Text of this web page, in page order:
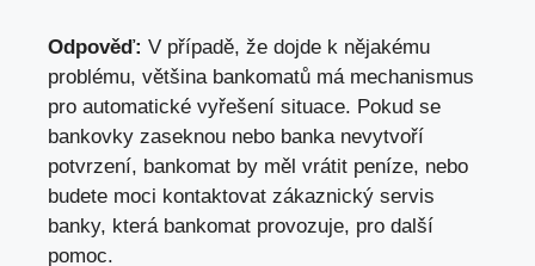
Odpověď: V případě, že dojde k nějakému
problému, většina bankomatů má mechanismus
pro automatické vyřešení situace. Pokud se
bankovky zaseknou nebo banka nevytvoří
potvrzení, bankomat by měl vrátit peníze, nebo
budete moci kontaktovat zákaznický servis
banky, která bankomat provozuje, pro další
pomoc.